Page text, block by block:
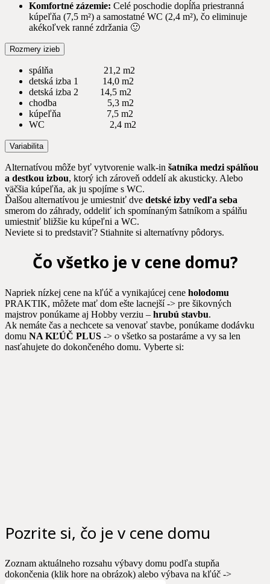
Komfortné zázemie: Celé poschodie dopĺňa priestranná
kúpeľňa (7,5 m²) a samostatné WC (2,4 m²), čo eliminuje
akékoľvek ranné zdržania 🙂
Rozmery izieb
spálňa 21,2 m2
detská izba 1 14,0 m2
detská izba 2 14,5 m2
chodba 5,3 m2
kúpeľňa 7,5 m2
WC 2,4 m2
Variabilita
Alternatívou môže byť vytvorenie walk-in šatníka medzi spálňou
a destkou izbou, ktorý ich zároveň oddelí ak akusticky. Alebo
väčšia kúpeľňa, ak ju spojíme s WC.
Ďalšou alternatívou je umiestniť dve detské izby vedľa seba
smerom do záhrady, oddeliť ich spomínaným šatníkom a spálňu
umiestniť bližšie ku kúpeľni a WC.
Neviete si to predstaviť? Stiahnite si alternatívny pôdorys.
Čo všetko je v cene domu?
Napriek nízkej cene na kľúč a vynikajúcej cene holodomu
PRAKTIK, môžete mať dom ešte lacnejší -> pre šikovných
majstrov ponúkame aj Hobby verziu – hrubú stavbu.
Ak nemáte čas a nechcete sa venovať stavbe, ponúkame dodávku
domu NA KĽÚČ PLUS -> o všetko sa postaráme a vy sa len
nasťahujete do dokončeného domu. Vyberte si:
Pozrite si, čo je v cene domu
Zoznam aktuálneho rozsahu výbavy domu podľa stupňa
dokončenia (klik hore na obrázok) alebo výbava na kľúč ->